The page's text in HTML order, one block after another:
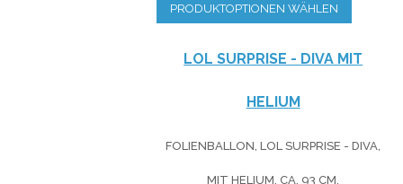
PRODUKTOPTIONEN WÄHLEN
LOL SURPRISE - DIVA MIT
HELIUM
FOLIENBALLON, LOL SURPRISE - DIVA,
MIT HELIUM, CA. 93 CM.